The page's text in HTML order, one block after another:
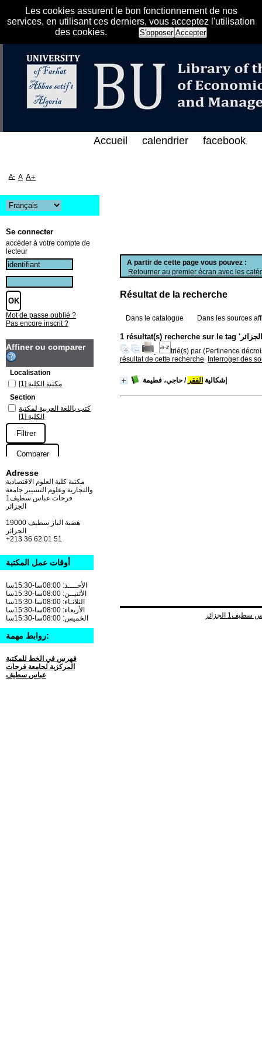
Les cookies assurent le bon fonctionnement de nos
services, en utilisant ces derniers, vous acceptez l'utilisation
des cookies.
S'opposer Accepter
الإلكتروني على الخط المباشر لمكتبة كلية
A partir de cette page vous pouvez :
Retourner au premier écran avec les
Résultat de la recherche
Dans le catalogue Dans les sources
trié(s) par (Pertinence
résultat de cette recherche
Interroger des
إشكالية الفقر / حاجي، فطيمة
Accueil calendrier facebook.
A- A A+
Se connecter
accéder à votre compte de
lecteur
Mot de passe oublié ?
Pas encore inscrit ?
Affiner ou comparer
Localisation
مكتبة الكلية [1]
Section
كتب باللغة العربية لمكتبة
الكلية [1]
Adresse
مكتبة كلية العلوم الاقتصادية
والتجارية وعلوم التسيير جامعة
فرحات عباس سطيف1
الجزائر
19000 هضبة الباز سطيف
+213 36 62 01 51
أوقات عمل المكتبة
الأحــــد: 08:00سا-15:30سا
الأثنيــن: 08:00سا-15:30سا
الثلاثـاء: 08:00سا-15:30سا
الأربعاء: 08:00سا-15:30سا
الخميس: 08:00سا-15:30سا
روابط مهمة:
فهرس في الخط للمكتبة
المركزية لجامعة فرحات
عباس سطيف